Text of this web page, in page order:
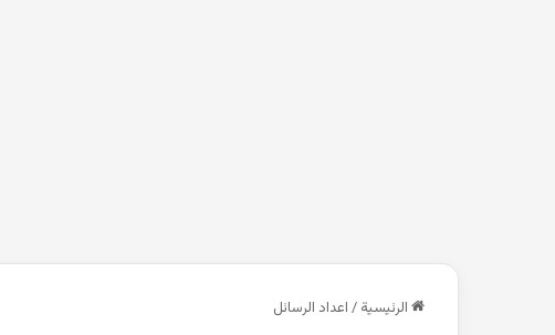
الرئيسية / اعداد الرسائل